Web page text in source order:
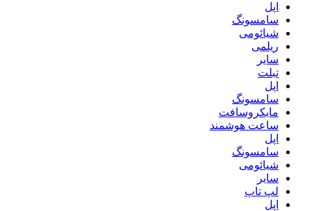
اپل
سامسونگ
شیائومی
ریلمی
سایر
تبلت
اپل
سامسونگ
مایکروسافت
ساعت هوشمند
اپل
سامسونگ
شیائومی
سایر
لپ تاپ
اپل